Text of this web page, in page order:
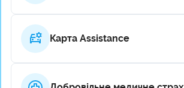
Карта Assistance